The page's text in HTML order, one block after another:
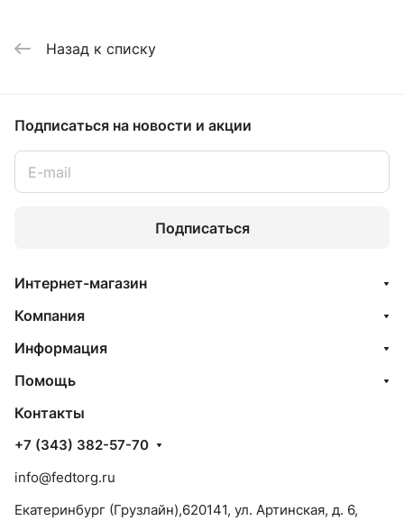
Назад к списку
Подписаться на новости и акции
Подписаться
Интернет-магазин
Компания
Информация
Помощь
Контакты
+7 (343) 382-57-70
info@fedtorg.ru
Екатеринбург (Грузлайн),620141, ул. Артинская, д. 6,